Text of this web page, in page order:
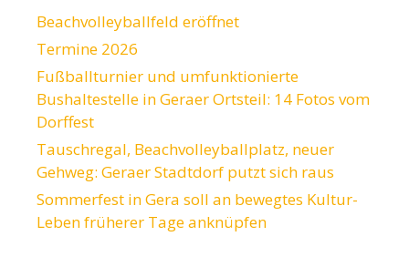
Beachvolleyballfeld eröffnet
Termine 2026
Fußballturnier und umfunktionierte
Bushaltestelle in Geraer Ortsteil: 14 Fotos vom
Dorffest
Tauschregal, Beachvolleyballplatz, neuer
Gehweg: Geraer Stadtdorf putzt sich raus
Sommerfest in Gera soll an bewegtes Kultur-
Leben früherer Tage anknüpfen